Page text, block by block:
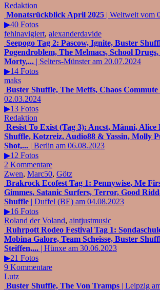
Redaktion
Monatsrückblick April 2025 | Weltweit vom
▶40 Fotos
fehlnavigiert, alexanderdavide
Seepogo Tag 2: Pascow, Ignite, Buster
Pogendroblem, The Melmacs, School
Morty,... | Selters-Münster am 20.07.2024
▶14 Fotos
maks
Buster Shuffle, The Meffs, Chaos Commute
02.03.2024
▶13 Fotos
Redaktion
Resist To Exist (Tag 3): Ancst, Männi, Alice
Shuffle, Kotzreiz, Audio88 & Yassin, Molly
Shot,... | Berlin am 06.08.2023
▶12 Fotos
2 Kommentare
Zwen, Marc50, Götz
Brakrock Ecofest Tag 1: Pennywise, Me
Gimmes, Satanic Surfers, Terror, Good
Shuffle | Duffel (BE) am 04.08.2023
▶16 Fotos
Roland der Voland, aintjustmusic
Ruhrpott Rodeo Festival Tag 1:
Mobina Galore, Team Scheisse, Buster
Steiffen,... | Hünxe am 30.06.2023
▶21 Fotos
9 Kommentare
Lutz
Buster Shuffle, The Von Tramps | Leipzig